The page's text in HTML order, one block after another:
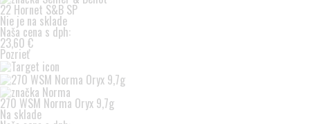
22 Hornet S&B SP
Nie je na sklade
Naša cena s dph:
23,60 €
Pozrieť
270 WSM Norma Oryx 9,7g
Na sklade